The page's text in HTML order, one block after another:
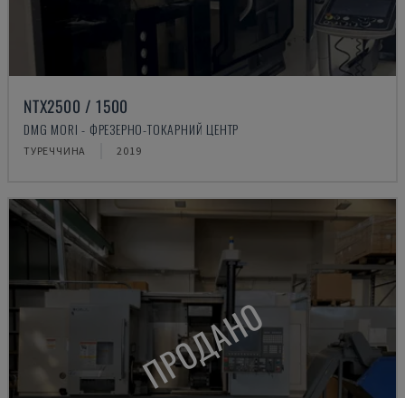
NTX2500 / 1500
DMG MORI - ФРЕЗЕРНО-ТОКАРНИЙ ЦЕНТР
ТУРЕЧЧИНА 2019
ПРОДАНО